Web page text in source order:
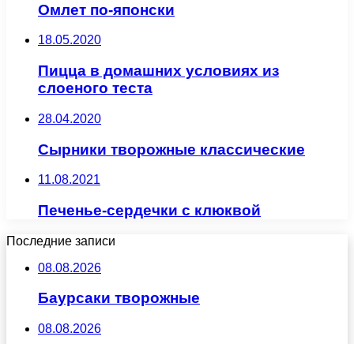
Омлет по-японски
18.05.2020
Пицца в домашних условиях из
слоеного теста
28.04.2020
Сырники творожные классические
11.08.2021
Печенье-сердечки с клюквой
Последние записи
08.08.2026
Баурсаки творожные
08.08.2026